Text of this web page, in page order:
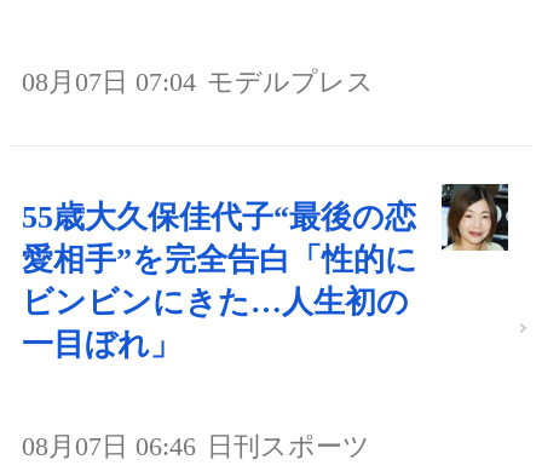
08月07日 07:04 モデルプレス
55歳大久保佳代子“最後の恋
愛相手”を完全告白「性的に
ビンビンにきた…人生初の
一目ぼれ」
08月07日 06:46 日刊スポーツ